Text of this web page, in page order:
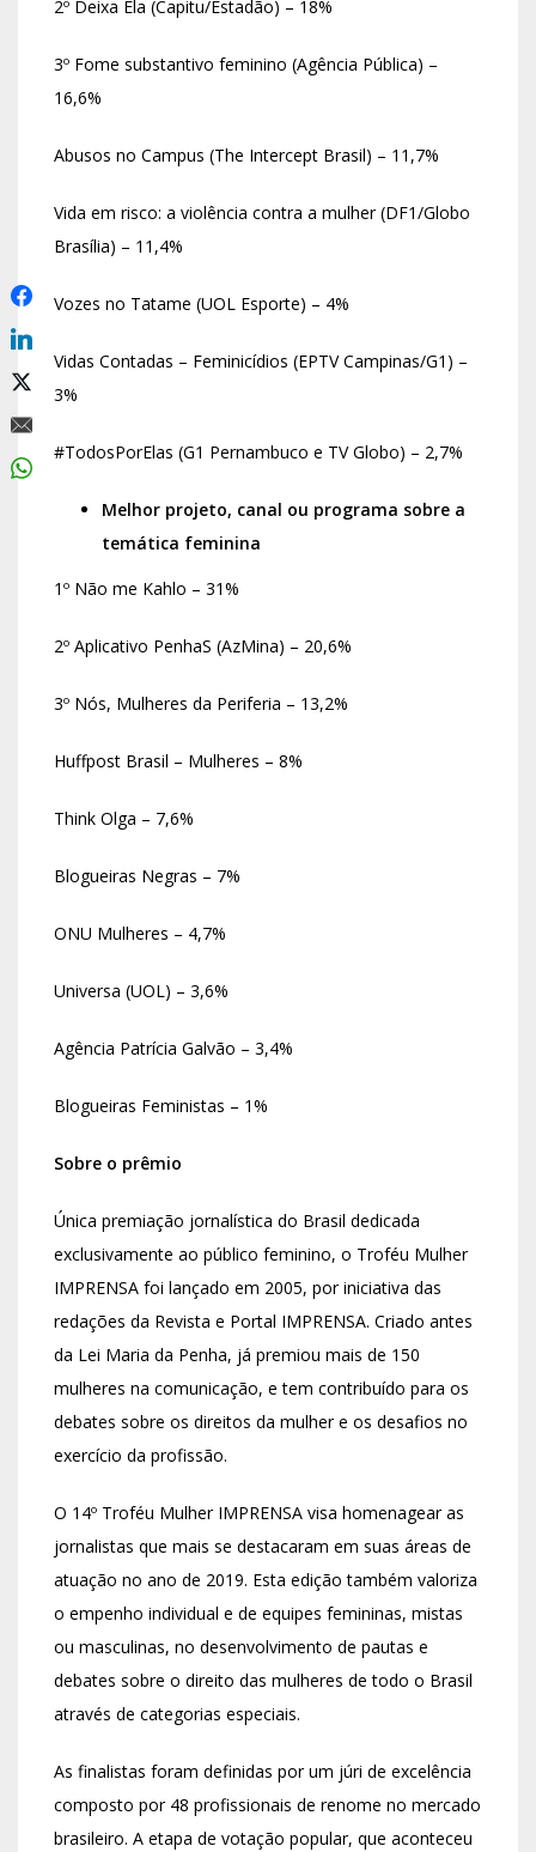
2º Deixa Ela (Capitu/Estadão) – 18%
3º Fome substantivo feminino (Agência Pública) –
16,6%
Abusos no Campus (The Intercept Brasil) – 11,7%
Vida em risco: a violência contra a mulher (DF1/Globo
Brasília) – 11,4%
Vozes no Tatame (UOL Esporte) – 4%
Vidas Contadas – Feminicídios (EPTV Campinas/G1) –
3%
#TodosPorElas (G1 Pernambuco e TV Globo) – 2,7%
Melhor projeto, canal ou programa sobre a
temática feminina
1º Não me Kahlo – 31%
2º Aplicativo PenhaS (AzMina) – 20,6%
3º Nós, Mulheres da Periferia – 13,2%
Huffpost Brasil – Mulheres – 8%
Think Olga – 7,6%
Blogueiras Negras – 7%
ONU Mulheres – 4,7%
Universa (UOL) – 3,6%
Agência Patrícia Galvão – 3,4%
Blogueiras Feministas – 1%
Sobre o prêmio
Única premiação jornalística do Brasil dedicada
exclusivamente ao público feminino, o Troféu Mulher
IMPRENSA foi lançado em 2005, por iniciativa das
redações da Revista e Portal IMPRENSA. Criado antes
da Lei Maria da Penha, já premiou mais de 150
mulheres na comunicação, e tem contribuído para os
debates sobre os direitos da mulher e os desafios no
exercício da profissão.
O 14º Troféu Mulher IMPRENSA visa homenagear as
jornalistas que mais se destacaram em suas áreas de
atuação no ano de 2019. Esta edição também valoriza
o empenho individual e de equipes femininas, mistas
ou masculinas, no desenvolvimento de pautas e
debates sobre o direito das mulheres de todo o Brasil
através de categorias especiais.
As finalistas foram definidas por um júri de excelência
composto por 48 profissionais de renome no mercado
brasileiro. A etapa de votação popular, que aconteceu